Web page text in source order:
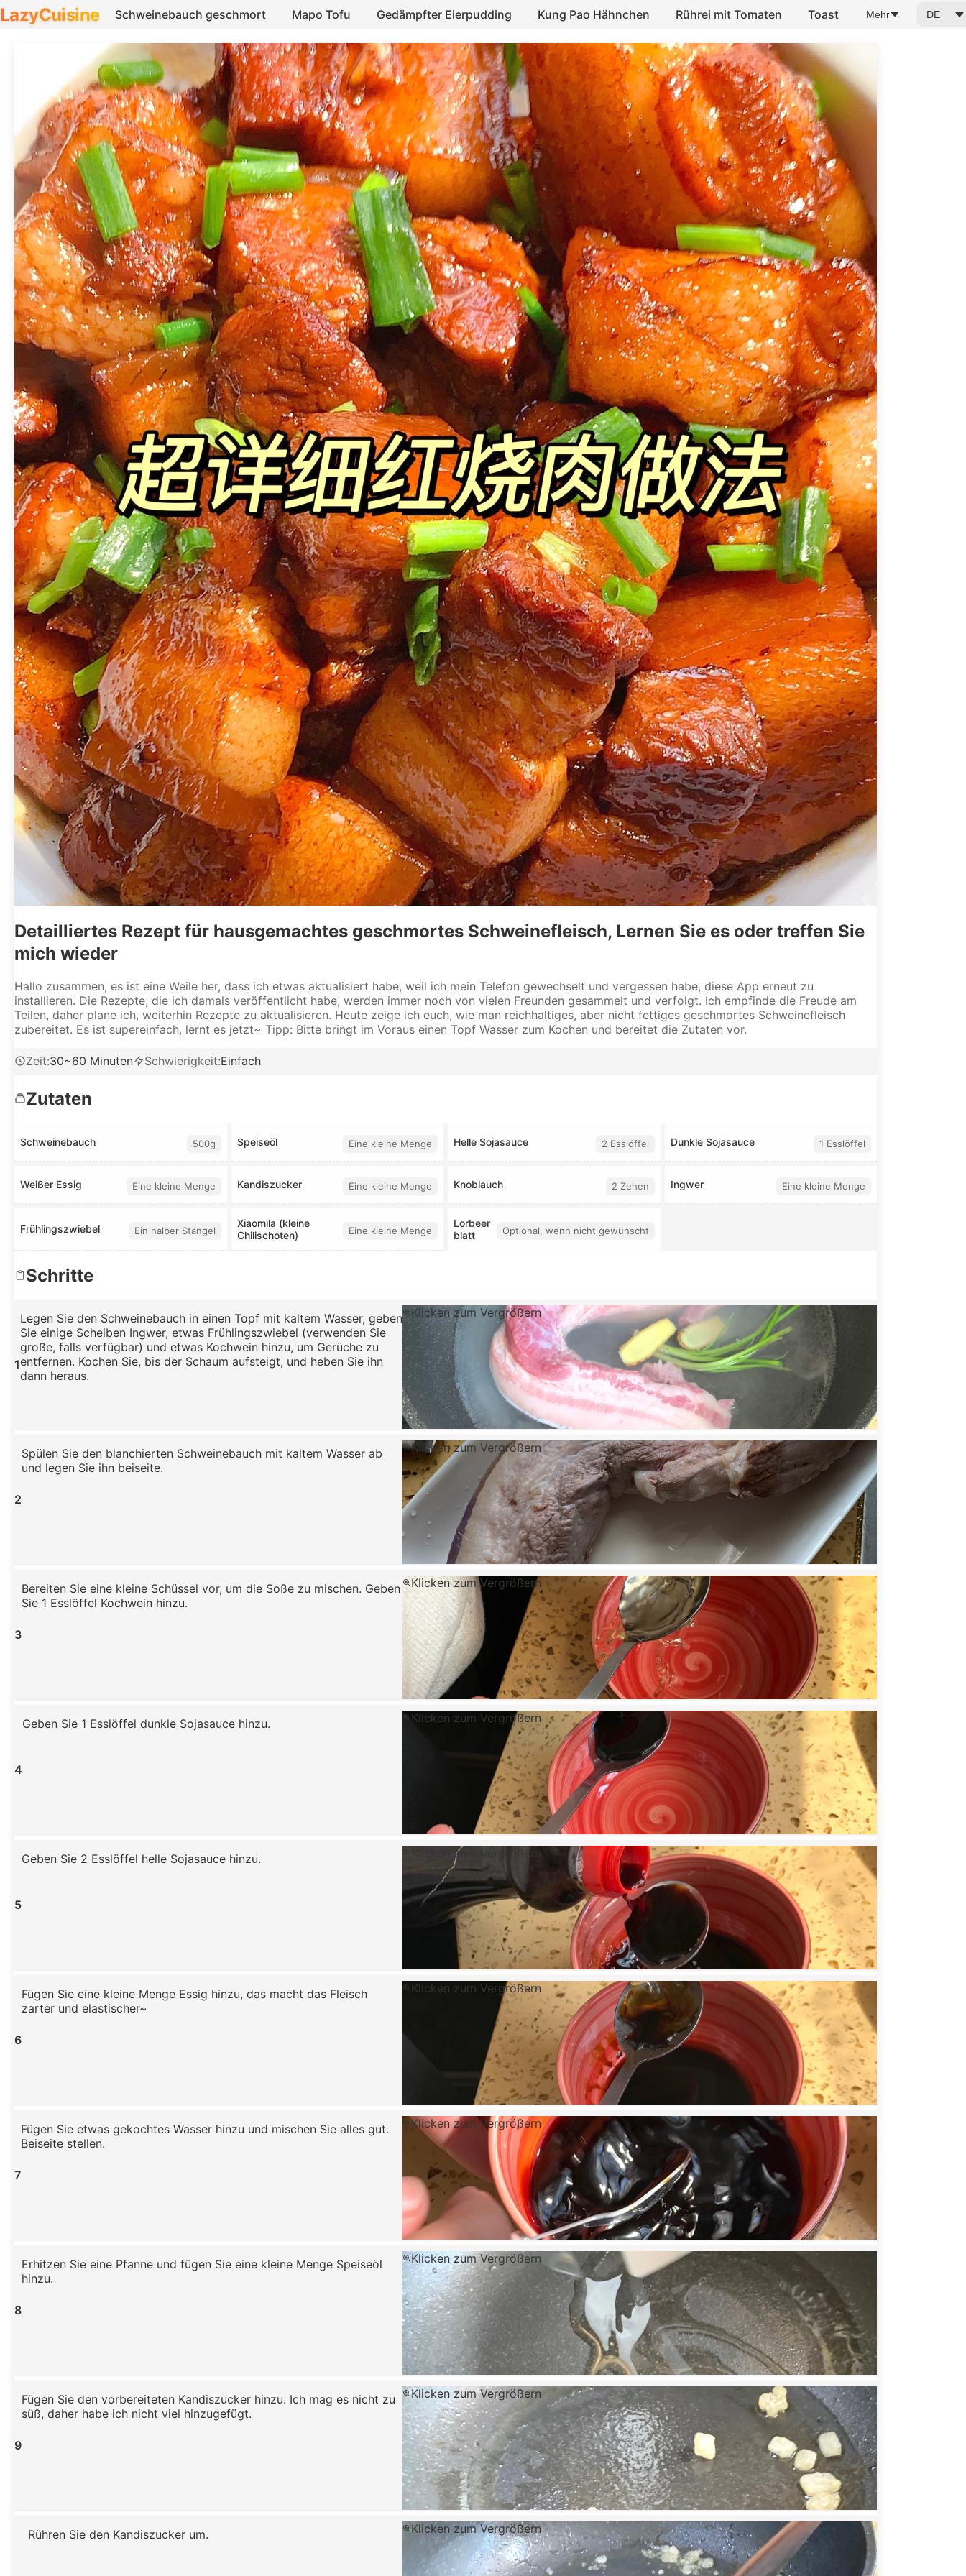
LazyCuisine Schweinebauch geschmort Mapo Tofu Gedämpfter Eierpudding Kung Pao Hähnchen Rührei mit Tomaten Toast Mehr DE
Detailliertes Rezept für hausgemachtes geschmortes Schweinefleisch, Lernen Sie es oder treffen Sie
mich wieder
Hallo zusammen, es ist eine Weile her, dass ich etwas aktualisiert habe, weil ich mein Telefon gewechselt und vergessen habe, diese App erneut zu
installieren. Die Rezepte, die ich damals veröffentlicht habe, werden immer noch von vielen Freunden gesammelt und verfolgt. Ich empfinde die Freude am
Teilen, daher plane ich, weiterhin Rezepte zu aktualisieren. Heute zeige ich euch, wie man reichhaltiges, aber nicht fettiges geschmortes Schweinefleisch
zubereitet. Es ist supereinfach, lernt es jetzt~ Tipp: Bitte bringt im Voraus einen Topf Wasser zum Kochen und bereitet die Zutaten vor.
Zeit:30~60 Minuten Schwierigkeit:Einfach
Zutaten
Schweinebauch 500g Speiseöl Eine kleine Menge Helle Sojasauce 2 Esslöffel Dunkle Sojasauce 1 Esslöffel
Weißer Essig Eine kleine Menge Kandiszucker Eine kleine Menge Knoblauch 2 Zehen Ingwer Eine kleine Menge
Frühlingszwiebel Ein halber Stängel
Xiaomila (kleine
Chilischoten)
Eine kleine Menge
Lorbeer
blatt
Optional, wenn nicht gewünscht
Schritte
1
Legen Sie den Schweinebauch in einen Topf mit kaltem Wasser, geben
Sie einige Scheiben Ingwer, etwas Frühlingszwiebel (verwenden Sie
große, falls verfügbar) und etwas Kochwein hinzu, um Gerüche zu
entfernen. Kochen Sie, bis der Schaum aufsteigt, und heben Sie ihn
dann heraus.
Klicken zum Vergrößern
2
Spülen Sie den blanchierten Schweinebauch mit kaltem Wasser ab
und legen Sie ihn beiseite.
Klicken zum Vergrößern
3
Bereiten Sie eine kleine Schüssel vor, um die Soße zu mischen. Geben
Sie 1 Esslöffel Kochwein hinzu.
Klicken zum Vergrößern
4
Geben Sie 1 Esslöffel dunkle Sojasauce hinzu. Klicken zum Vergrößern
5
Geben Sie 2 Esslöffel helle Sojasauce hinzu. Klicken zum Vergrößern
6
Fügen Sie eine kleine Menge Essig hinzu, das macht das Fleisch
zarter und elastischer~
Klicken zum Vergrößern
7
Fügen Sie etwas gekochtes Wasser hinzu und mischen Sie alles gut.
Beiseite stellen.
Klicken zum Vergrößern
8
Erhitzen Sie eine Pfanne und fügen Sie eine kleine Menge Speiseöl
hinzu.
Klicken zum Vergrößern
9
Fügen Sie den vorbereiteten Kandiszucker hinzu. Ich mag es nicht zu
süß, daher habe ich nicht viel hinzugefügt.
Klicken zum Vergrößern
Rühren Sie den Kandiszucker um. Klicken zum Vergrößern